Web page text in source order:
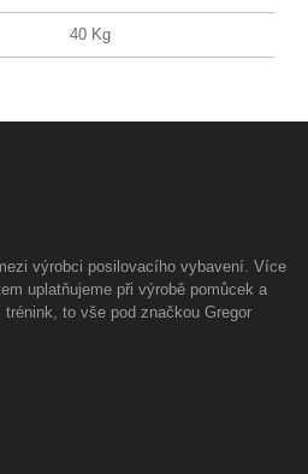
40 Kg
výrobci posilovacího vybavení. Více
uplatňujeme při výrobě pomůcek a
to vše pod značkou Gregor